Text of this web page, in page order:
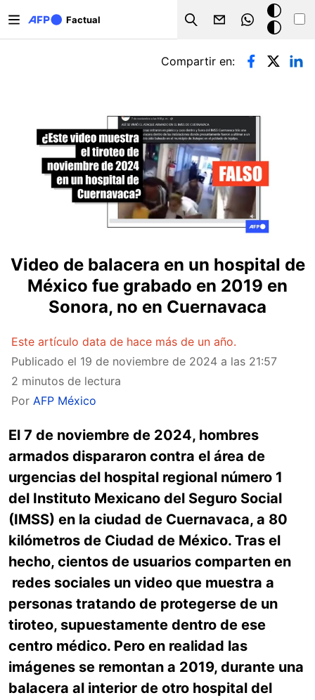
Factual
Search
Modo
oscuro
Solapas principales
Compartir en:
Video de balacera en un hospital de
México fue grabado en 2019 en
Sonora, no en Cuernavaca
Este artículo data de hace más de un año.
Publicado el 19 de noviembre de 2024 a las 21:57
2 minutos de lectura
Por AFP México
El 7 de noviembre de 2024, hombres
armados dispararon contra el área de
urgencias del hospital regional número 1
del Instituto Mexicano del Seguro Social
(IMSS) en la ciudad de Cuernavaca, a 80
kilómetros de Ciudad de México. Tras el
hecho, cientos de usuarios comparten en
redes sociales un video que muestra a
personas tratando de protegerse de un
tiroteo, supuestamente dentro de ese
centro médico. Pero en realidad las
imágenes se remontan a 2019, durante una
balacera al interior de otro hospital del